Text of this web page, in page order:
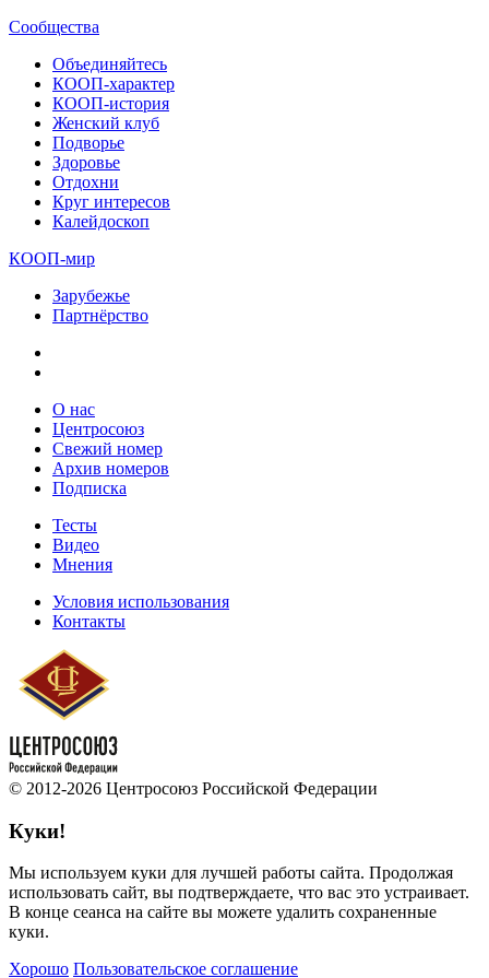
Сообщества
Объединяйтесь
КООП-характер
КООП-история
Женский клуб
Подворье
Здоровье
Отдохни
Круг интересов
Калейдоскоп
КООП-мир
Зарубежье
Партнёрство
О нас
Центросоюз
Свежий номер
Архив номеров
Подписка
Тесты
Видео
Мнения
Условия использования
Контакты
© 2012-2026 Центросоюз Российской Федерации
Куки!
Мы используем куки для лучшей работы сайта. Продолжая
использовать сайт, вы подтверждаете, что вас это устраивает.
В конце сеанса на сайте вы можете удалить сохраненные
куки.
Хорошо Пользовательское соглашение